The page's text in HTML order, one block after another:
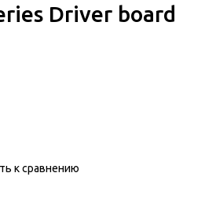
Driver board
к сравнению